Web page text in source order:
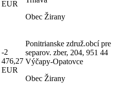
EUR
Obec Žirany
-2
476,27
EUR
Ponitrianske združ.obcí pre
separov. zber, 204, 951 44
Výčapy-Opatovce
Obec Žirany